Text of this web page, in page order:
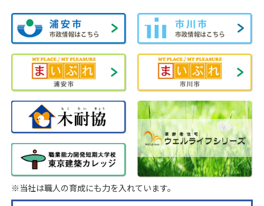
※当社は職人の育成にも力を入れています。